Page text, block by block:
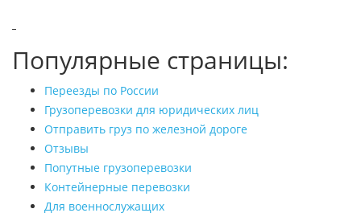
Популярные страницы:
Переезды по России
Грузоперевозки для юридических лиц
Отправить груз по железной дороге
Отзывы
Попутные грузоперевозки
Контейнерные перевозки
Для военнослужащих